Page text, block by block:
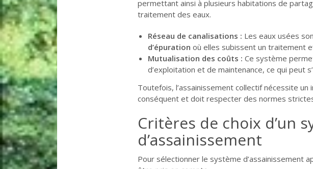
permettant ainsi à plusieurs habitations de
traitement des eaux.
Réseau de canalisations : Les eaux usées
d’épuration où elles subissent un traitement
Mutualisation des coûts : Ce système
d’exploitation et de maintenance, ce qui peut
Toutefois, l’assainissement collectif nécessite un
conséquent et doit respecter des normes
Critères de choix d’un
d’assainissement
Pour sélectionner le système d’assainissement